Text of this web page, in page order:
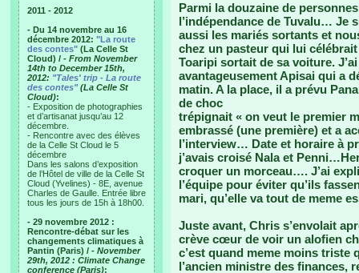
2011 - 2012
- Du 14 novembre au 16
décembre 2012: "La route
des contes" (La Celle St
Cloud) / - From November
14th to December 15th,
2012: "Tales' trip - La route
des contes"(La Celle St
Cloud):
- Exposition de photographies
et d’artisanat jusqu’au 12
décembre.
- Rencontre avec des élèves
de la Celle St Cloud le 5
décembre
Dans les salons d’exposition
de l’Hôtel de ville de la Celle St
Cloud (Yvelines) - 8E, avenue
Charles de Gaulle. Entrée libre
tous les jours de 15h à 18h00.
- 29 novembre 2012 :
Rencontre-débat sur les
changements climatiques à
Pantin (Paris) / - November
29th, 2012 : Climate Change
conference (Paris):
Parmi la douzaine de
l’indépendance de Tuvalu… Je
aussi les mariés sortants et
chez un pasteur qui lui
Toaripi sortait de sa voiture.
avantageusement Apisai qui a
matin. A la place, il a prévu
de choc
trépignait « on veut le premier
embrassé (une première) et a
l’interview… Date et horaire à
j’avais croisé Nala et
croquer un morceau…. J’ai
l’équipe pour éviter qu’ils
mari, qu’elle va tout de meme
Juste avant, Chris s’envolait
crève cœur de voir un alofien
c’est quand meme moins triste
l’ancien ministre des finances,